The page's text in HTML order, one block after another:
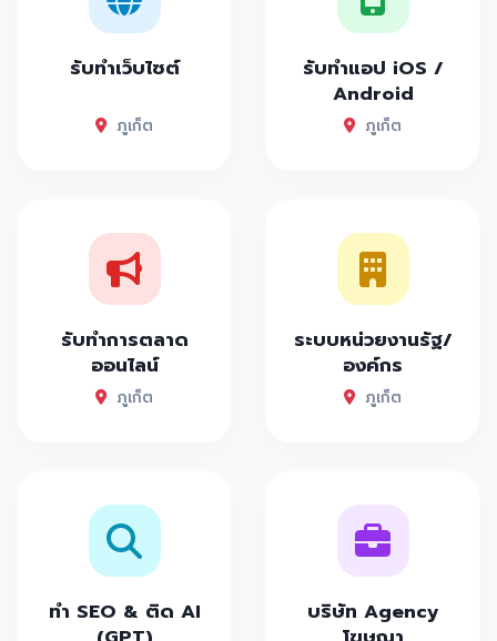
รับทำเว็บไซต์
ภูเก็ต
รับทำแอป iOS /
Android
ภูเก็ต
รับทำการตลาด
ออนไลน์
ภูเก็ต
ระบบหน่วยงานรัฐ/
องค์กร
ภูเก็ต
ทำ SEO & ติด AI
บริษัท Agency